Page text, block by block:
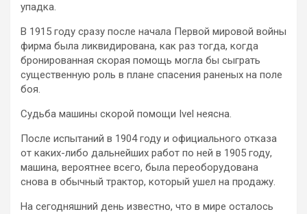
упадка.
В 1915 году сразу после начала Первой мировой войны
фирма была ликвидирована, как раз тогда, когда
бронированная скорая помощь могла бы сыграть
существенную роль в плане спасения раненых на поле
боя.
Судьба машины скорой помощи Ivel неясна.
После испытаний в 1904 году и официального отказа
от каких-либо дальнейших работ по ней в 1905 году,
машина, вероятнее всего, была переоборудована
снова в обычный трактор, который ушел на продажу.
На сегодняшний день известно, что в мире осталось